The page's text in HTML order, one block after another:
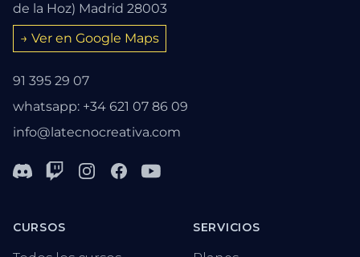
de la Hoz) Madrid 28003
→ Ver en Google Maps
91 395 29 07
whatsapp: +34 621 07 86 09
info@latecnocreativa.com
DiscordTwitchInstagram
FacebookYoutube
CURSOS SERVICIOS